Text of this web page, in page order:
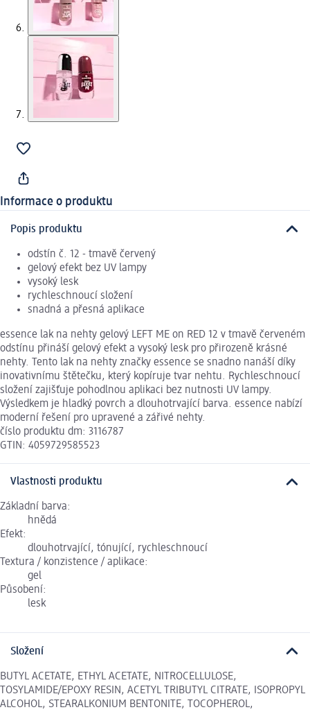
Informace o produktu
Popis produktu
odstín č. 12 - tmavě červený
gelový efekt bez UV lampy
vysoký lesk
rychleschnoucí složení
snadná a přesná aplikace
essence lak na nehty gelový LEFT ME on RED 12 v tmavě červeném
odstínu přináší gelový efekt a vysoký lesk pro přirozeně krásné
nehty. Tento lak na nehty značky essence se snadno nanáší díky
inovativnímu štětečku, který kopíruje tvar nehtu. Rychleschnoucí
složení zajišťuje pohodlnou aplikaci bez nutnosti UV lampy.
Výsledkem je hladký povrch a dlouhotrvající barva. essence nabízí
moderní řešení pro upravené a zářivé nehty.
číslo produktu dm: 3116787
GTIN: 4059729585523
Vlastnosti produktu
Základní barva:
hnědá
Efekt:
dlouhotrvající, tónující, rychleschnoucí
Textura / konzistence / aplikace:
gel
Působení:
lesk
Složení
BUTYL ACETATE, ETHYL ACETATE, NITROCELLULOSE,
TOSYLAMIDE/EPOXY RESIN, ACETYL TRIBUTYL CITRATE, ISOPROPYL
ALCOHOL, STEARALKONIUM BENTONITE, TOCOPHEROL,